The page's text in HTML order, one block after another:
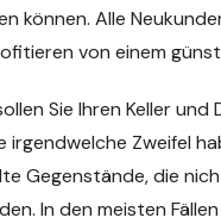
können. Alle
von einem
Sie Ihren Keller und
irgendwelche Zweifel
Gegenstände, die
In den meisten